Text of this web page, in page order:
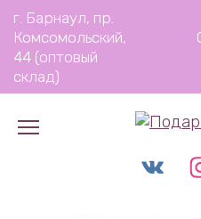
Перейти
содержанию
г. Барнаул, пр.
Комсомольский,
44 (оптовый
склад)